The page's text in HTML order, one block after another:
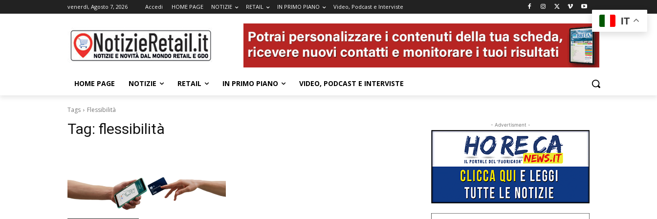
venerdì, Agosto 7, 2026 Accedi HOME PAGE NOTIZIE RETAIL IN PRIMO PIANO Video, Podcast e Interviste
HOME PAGE NOTIZIE RETAIL IN PRIMO PIANO VIDEO, PODCAST E INTERVISTE
Tags Flessibilità
Tag: flessibilità - Advertisment -
IT